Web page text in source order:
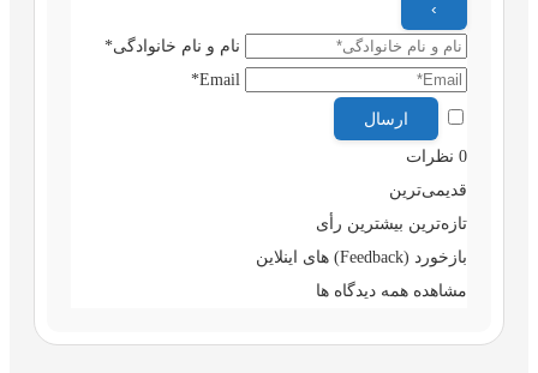
نام و نام خانوادگی*
Email*
0 نظرات
قدیمی‌ترین
تازه‌ترین بیشترین رأی
بازخورد (Feedback) های اینلاین
مشاهده همه دیدگاه ها